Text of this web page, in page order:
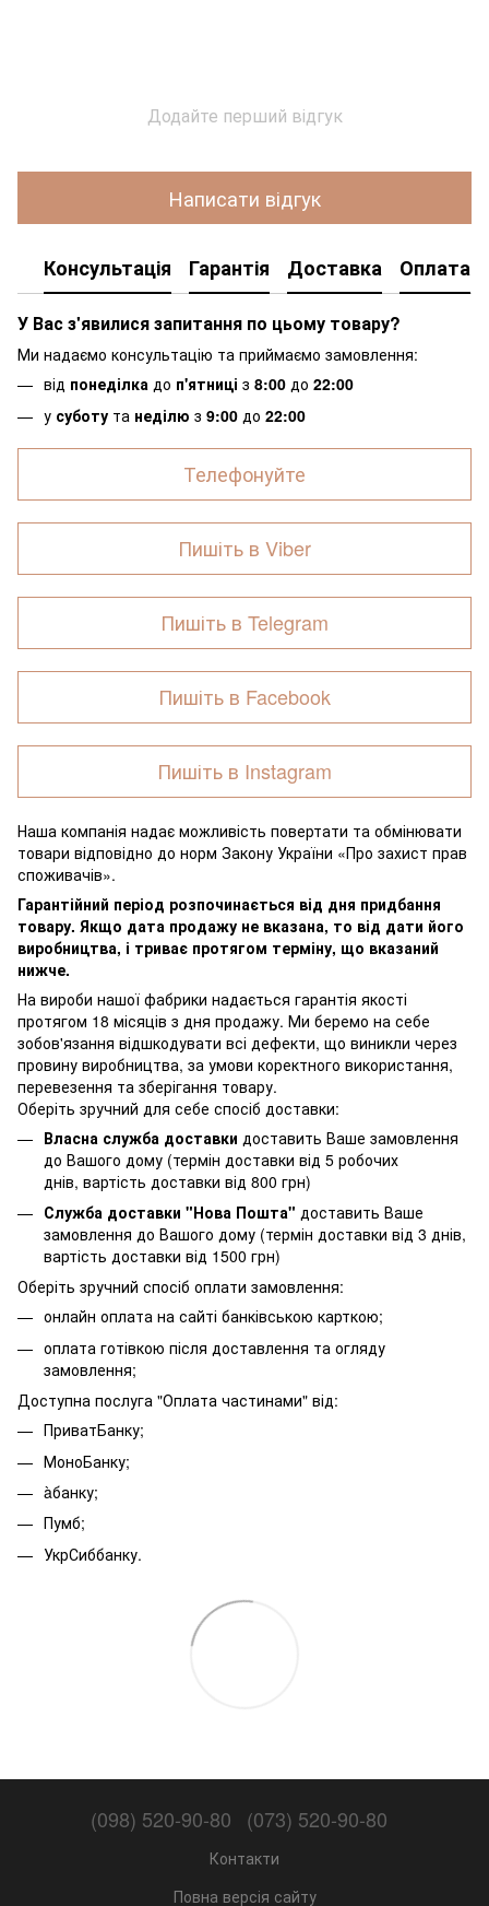
Додайте перший відгук
Написати відгук
Консультація Гарантія Доставка Оплата
У Вас з'явилися запитання по цьому товару?
Ми надаємо консультацію та приймаємо замовлення:
від понеділка до п'ятниці з 8:00 до 22:00
у суботу та неділю з 9:00 до 22:00
Телефонуйте
Пишіть в Viber
Пишіть в Telegram
Пишіть в Facebook
Пишіть в Instagram
Наша компанія надає можливість повертати та обмінювати
товари відповідно до норм Закону України «Про захист прав
споживачів».
Гарантійний період розпочинається від дня придбання
товару. Якщо дата продажу не вказана, то від дати його
виробництва, і триває протягом терміну, що вказаний
нижче.
На вироби нашої фабрики надається гарантія якості
протягом 18 місяців з дня продажу. Ми беремо на себе
зобов'язання відшкодувати всі дефекти, що виникли через
провину виробництва, за умови коректного використання,
перевезення та зберігання товару.
Оберіть зручний для себе спосіб доставки:
Власна служба доставки доставить Ваше замовлення
до Вашого дому (термін доставки від 5 робочих
днів, вартість доставки від 800 грн)
Служба доставки "Нова Пошта" доставить Ваше
замовлення до Вашого дому (термін доставки від 3 днів,
вартість доставки від 1500 грн)
Оберіть зручний спосіб оплати замовлення:
онлайн оплата на сайті банківською карткою;
оплата готівкою після доставлення та огляду
замовлення;
Доступна послуга "Оплата частинами" від:
ПриватБанку;
МоноБанку;
àбанку;
Пумб;
УкрСиббанку.
(098) 520-90-80 (073) 520-90-80
Контакти
Повна версія сайту